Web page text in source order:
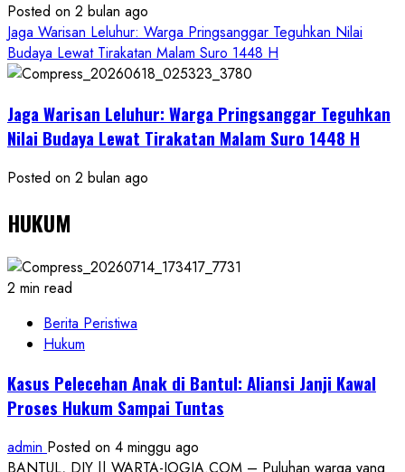
Posted on 2 bulan ago
Jaga Warisan Leluhur: Warga Pringsanggar Teguhkan Nilai
Budaya Lewat Tirakatan Malam Suro 1448 H
Jaga Warisan Leluhur: Warga Pringsanggar Teguhkan
Nilai Budaya Lewat Tirakatan Malam Suro 1448 H
Posted on 2 bulan ago
HUKUM
2 min read
Berita Peristiwa
Hukum
Kasus Pelecehan Anak di Bantul: Aliansi Janji Kawal
Proses Hukum Sampai Tuntas
admin Posted on 4 minggu ago